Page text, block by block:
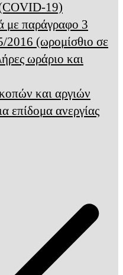
19)
με παράγραφο 3
(ωρομίσθιο σε
ωράριο και
και αργιών
επίδομα ανεργίας